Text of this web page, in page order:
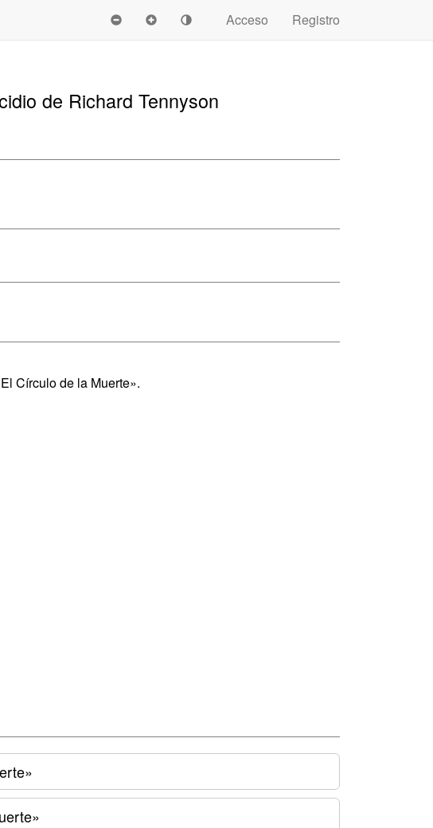
Acceso
Registro
de Richard Tennyson
Círculo de la Muerte».